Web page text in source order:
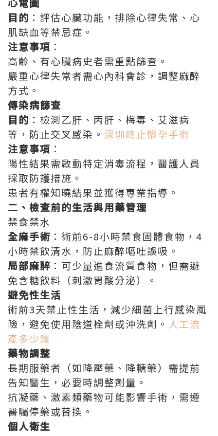
目的 ：評估心臟功能，排除心律失常、心
肌缺血等禁忌症。
注意事項 ：
高齡、有心臟病史者需重點篩查。
嚴重心律失常者需心內科會診，調整麻醉
方式。
傳染病篩查
目的 ：檢測乙肝、丙肝、梅毒、艾滋病
等，防止交叉感染。 深圳終止懷孕手術
注意事項 ：
陽性結果需啟動特定消毒流程，醫護人員
採取防護措施。
患者有權知曉結果並獲得專業指導。
二、檢查前的生活與用藥管理
禁食禁水
全麻手術 ：術前6-8小時禁食固體食物，4
小時禁飲清水，防止麻醉嘔吐誤吸。
局部麻醉 ：可少量進食流質食物，但需避
免含糖飲料（刺激胃酸分泌）。
避免性生活
術前3天禁止性生活，減少細菌上行感染風
險，避免使用陰道栓劑或沖洗劑。 人工流
產多少錢
藥物調整
長期服藥者（如降壓藥、降糖藥）需提前
告知醫生，必要時調整劑量。
抗凝藥、激素類藥物可能影響手術，需遵
醫囑停藥或替換。
個人衛生